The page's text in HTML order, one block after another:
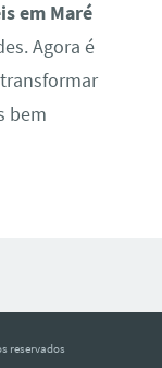
em Maré
Agora é
bem
reservados